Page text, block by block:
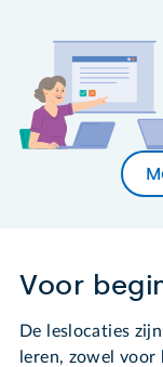
Voor
De leslocaties
leren, zowel voor